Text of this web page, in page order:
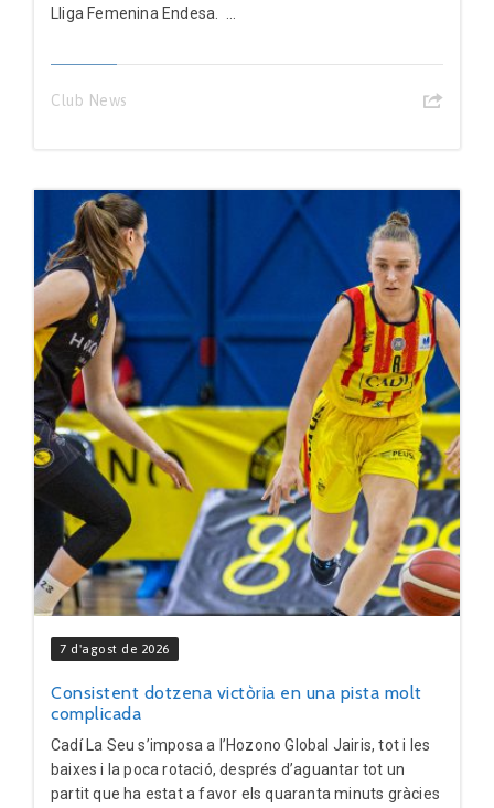
Lliga Femenina Endesa. ...
Club News
7 d'agost de 2026
Consistent dotzena victòria en una pista molt
complicada
Cadí La Seu s’imposa a l’Hozono Global Jairis, tot i les
baixes i la poca rotació, després d’aguantar tot un
partit que ha estat a favor els quaranta minuts gràcies